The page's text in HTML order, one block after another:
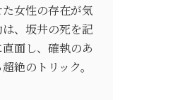
女性の存在が気
、坂井の死を記
面し、確執のあ
絶のトリック。